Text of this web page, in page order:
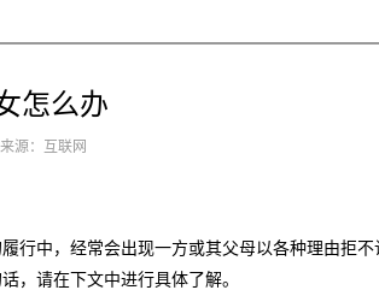
怎么办
源：互联网
中，经常会出现一方或其父母以各种理由拒不
，请在下文中进行具体了解。